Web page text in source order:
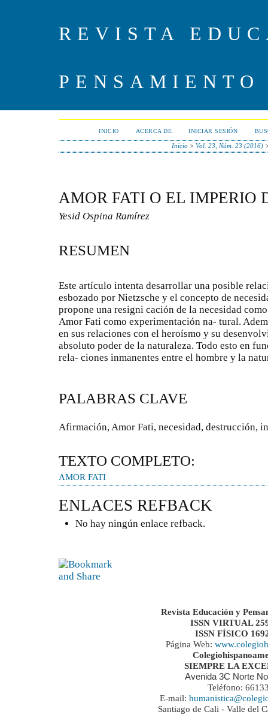
REVISTA
PENSAMIENTO
INICIO ACERCA DE INICIAR SESIÓN
Inicio> Vol. 23, Núm. 23 (2016)
AMOR FATI O EL IMPERIO
Yesid Ospina Ramírez
RESUMEN
Este artículo intenta desarrollar una posible
esbozado por Nietzsche y el concepto de
propone una resigni cación de la necesidad
Amor Fati como experimentación na- tural.
en sus relaciones con el heroísmo y su
absoluto poder de la naturaleza. Todo esto en
rela- ciones inmanentes entre el hombre y la
PALABRAS CLAVE
Afirmación, Amor Fati, necesidad, destrucción,
TEXTO COMPLETO:
AMOR FATI
ENLACES REFBACK
No hay ningún enlace refback.
Revista Educación y
ISSN VIRTUAL
ISSN FÍSICO
Página Web:
SIEMPRE LA
Avenida 3C Norte
Teléfono:
E-mail:
Santiago de Cali - Valle del